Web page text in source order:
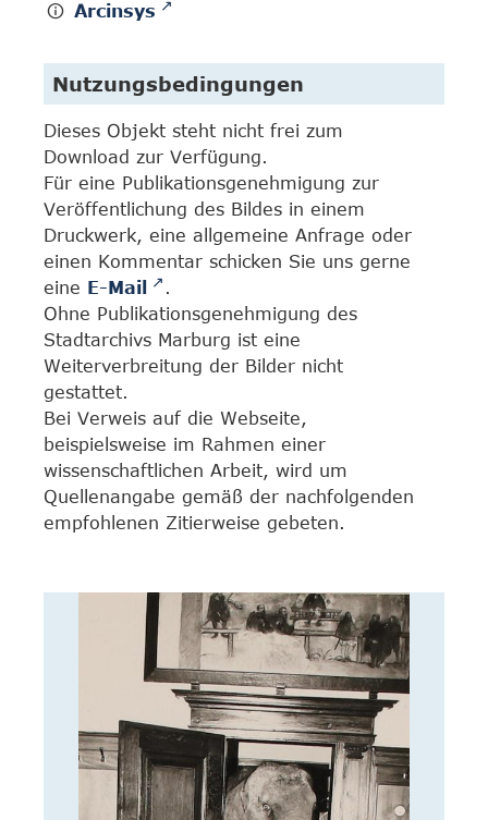
Arcinsys
Nutzungsbedingungen
Dieses Objekt steht nicht frei zum
Download zur Verfügung.
Für eine Publikationsgenehmigung zur
Veröffentlichung des Bildes in einem
Druckwerk, eine allgemeine Anfrage oder
einen Kommentar schicken Sie uns gerne
eine E-Mail
.
Ohne Publikationsgenehmigung des
Stadtarchivs Marburg ist eine
Weiterverbreitung der Bilder nicht
gestattet.
Bei Verweis auf die Webseite,
beispielsweise im Rahmen einer
wissenschaftlichen Arbeit, wird um
Quellenangabe gemäß der nachfolgenden
empfohlenen Zitierweise gebeten.